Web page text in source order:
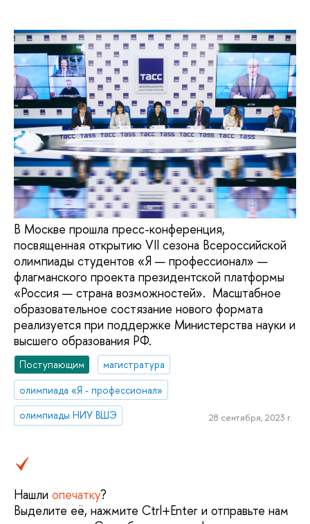
В Москве прошла пресс-конференция,
посвященная открытию VII сезона Всероссийской
олимпиады студентов «Я — профессионал» —
флагманского проекта президентской платформы
«Россия — страна возможностей». Масштабное
образовательное состязание нового формата
реализуется при поддержке Министерства науки и
высшего образования РФ.
Поступающим
магистратура
олимпиада «Я - профессионал»
олимпиады НИУ ВШЭ
28 сентября, 2023 г.
Нашли опечатку?
Выделите её, нажмите Ctrl+Enter и отправьте нам